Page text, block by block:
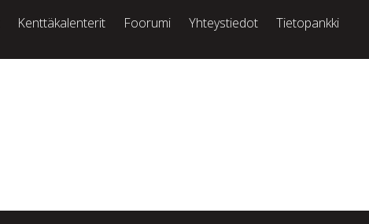
Kenttäkalenterit Foorumi Yhteystiedot Tietopankki